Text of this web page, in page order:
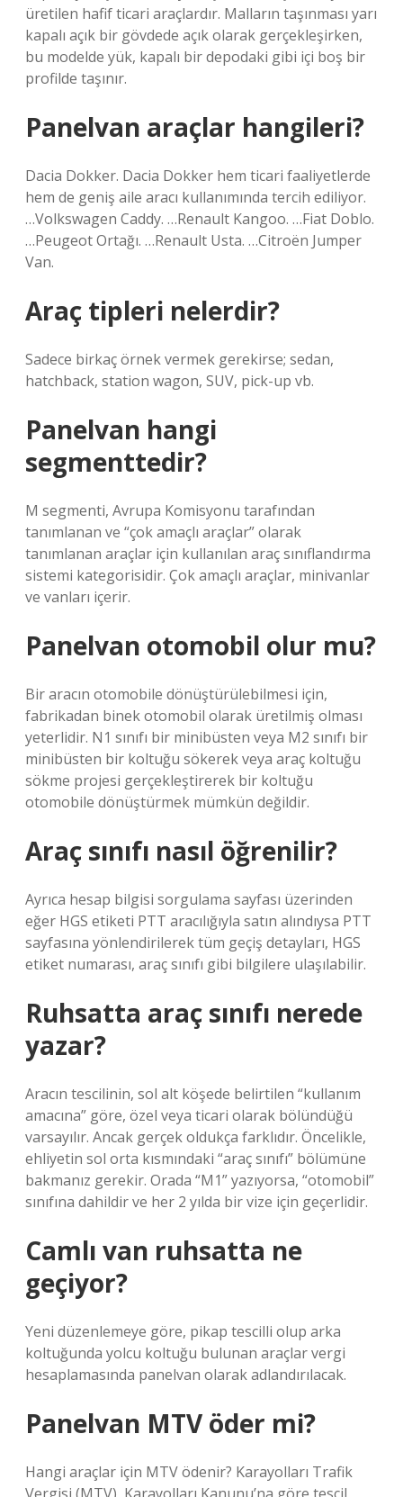
üretilen hafif ticari araçlardır. Malların taşınması yarı
kapalı açık bir gövdede açık olarak gerçekleşirken,
bu modelde yük, kapalı bir depodaki gibi içi boş bir
profilde taşınır.
Panelvan araçlar hangileri?
Dacia Dokker. Dacia Dokker hem ticari faaliyetlerde
hem de geniş aile aracı kullanımında tercih ediliyor.
…Volkswagen Caddy. …Renault Kangoo. …Fiat Doblo.
…Peugeot Ortağı. …Renault Usta. …Citroën Jumper
Van.
Araç tipleri nelerdir?
Sadece birkaç örnek vermek gerekirse; sedan,
hatchback, station wagon, SUV, pick-up vb.
Panelvan hangi
segmenttedir?
M segmenti, Avrupa Komisyonu tarafından
tanımlanan ve “çok amaçlı araçlar” olarak
tanımlanan araçlar için kullanılan araç sınıflandırma
sistemi kategorisidir. Çok amaçlı araçlar, minivanlar
ve vanları içerir.
Panelvan otomobil olur mu?
Bir aracın otomobile dönüştürülebilmesi için,
fabrikadan binek otomobil olarak üretilmiş olması
yeterlidir. N1 sınıfı bir minibüsten veya M2 sınıfı bir
minibüsten bir koltuğu sökerek veya araç koltuğu
sökme projesi gerçekleştirerek bir koltuğu
otomobile dönüştürmek mümkün değildir.
Araç sınıfı nasıl öğrenilir?
Ayrıca hesap bilgisi sorgulama sayfası üzerinden
eğer HGS etiketi PTT aracılığıyla satın alındıysa PTT
sayfasına yönlendirilerek tüm geçiş detayları, HGS
etiket numarası, araç sınıfı gibi bilgilere ulaşılabilir.
Ruhsatta araç sınıfı nerede
yazar?
Aracın tescilinin, sol alt köşede belirtilen “kullanım
amacına” göre, özel veya ticari olarak bölündüğü
varsayılır. Ancak gerçek oldukça farklıdır. Öncelikle,
ehliyetin sol orta kısmındaki “araç sınıfı” bölümüne
bakmanız gerekir. Orada “M1” yazıyorsa, “otomobil”
sınıfına dahildir ve her 2 yılda bir vize için geçerlidir.
Camlı van ruhsatta ne
geçiyor?
Yeni düzenlemeye göre, pikap tescilli olup arka
koltuğunda yolcu koltuğu bulunan araçlar vergi
hesaplamasında panelvan olarak adlandırılacak.
Panelvan MTV öder mi?
Hangi araçlar için MTV ödenir? Karayolları Trafik